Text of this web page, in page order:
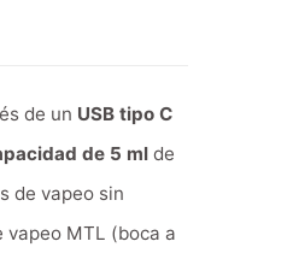
de un USB tipo C
de 5 ml de
de vapeo sin
MTL (boca a